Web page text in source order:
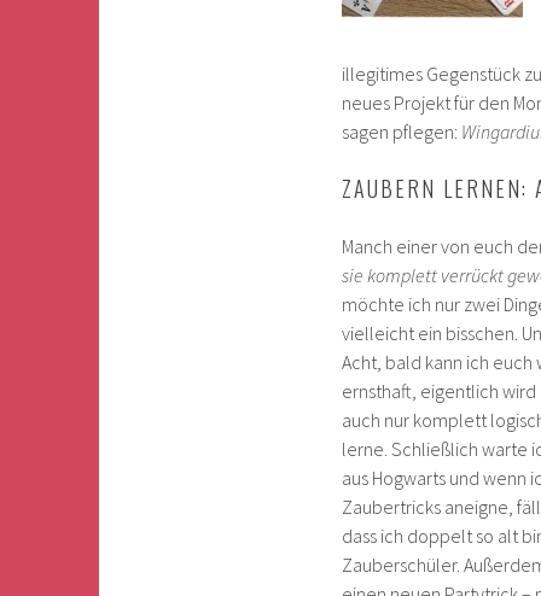
illegitimes Gegenstück
neues Projekt für den
sagen pflegen:
ZAUBERN LERNEN:
Manch einer von euch
sie komplett verrückt
möchte ich nur zwei
vielleicht ein bisschen.
Acht, bald kann ich
ernsthaft, eigentlich wird
auch nur komplett
lerne. Schließlich warte
aus Hogwarts und wenn
Zaubertricks aneigne,
dass ich doppelt so alt
Zauberschüler.